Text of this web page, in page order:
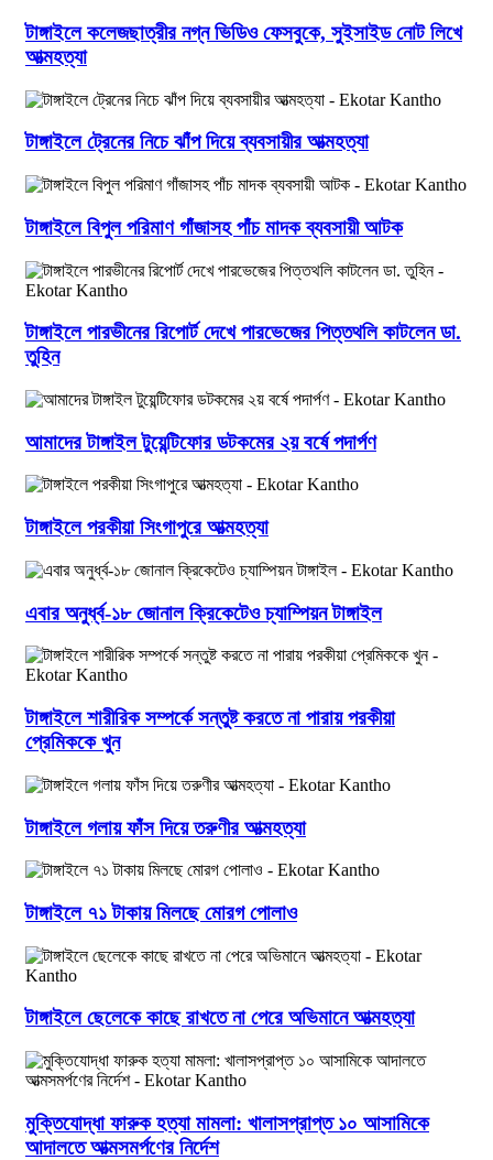
টাঙ্গাইলে কলেজছাত্রীর নগ্ন ভিডিও ফেসবুকে, সুইসাইড নোট লিখে
আত্মহত্যা
টাঙ্গাইলে ট্রেনের নিচে ঝাঁপ দিয়ে ব্যবসায়ীর আত্মহত্যা
টাঙ্গাইলে বিপুল পরিমাণ গাঁজাসহ পাঁচ মাদক ব্যবসায়ী আটক
টাঙ্গাইলে পারভীনের রিপোর্ট দেখে পারভেজের পিত্তথলি কাটলেন ডা.
তুহিন
আমাদের টাঙ্গাইল টুয়েন্টিফোর ডটকমের ২য় বর্ষে পদার্পণ
টাঙ্গাইলে পরকীয়া সিংগাপুরে আত্মহত্যা
এবার অনুর্ধ্ব-১৮ জোনাল ক্রিকেটেও চ্যাম্পিয়ন টাঙ্গাইল
টাঙ্গাইলে শারীরিক সম্পর্কে সন্তুষ্ট করতে না পারায় পরকীয়া
প্রেমিককে খুন
টাঙ্গাইলে গলায় ফাঁস দিয়ে তরুণীর আত্মহত্যা
টাঙ্গাইলে ৭১ টাকায় মিলছে মোরগ পোলাও
টাঙ্গাইলে ছেলেকে কাছে রাখতে না পেরে অভিমানে আত্মহত্যা
মুক্তিযোদ্ধা ফারুক হত্যা মামলা: খালাসপ্রাপ্ত ১০ আসামিকে
আদালতে আত্মসমর্পণের নির্দেশ